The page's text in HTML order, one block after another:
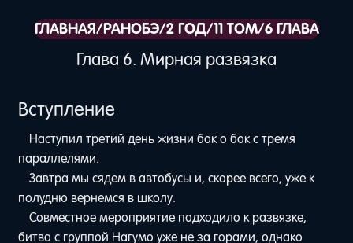
ГЛАВНАЯ/РАНОБЭ/2 ГОД/11 ТОМ/6 ГЛАВА
Глава 6. Мирная развязка
Вступление
Наступил третий день жизни бок о бок с тремя
параллелями.
Завтра мы сядем в автобусы и, скорее всего, уже к
полудню вернемся в школу.
Совместное мероприятие подходило к развязке,
битва с группой Нагумо уже не за горами, однако